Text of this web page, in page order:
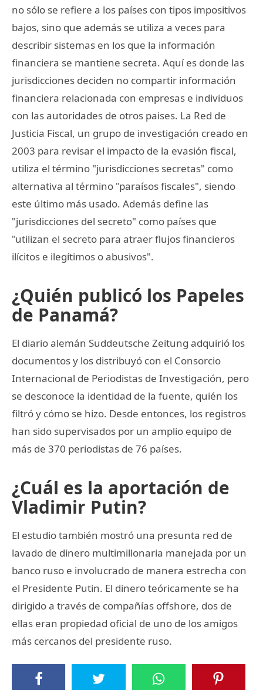
no sólo se refiere a los países con tipos impositivos
bajos, sino que además se utiliza a veces para
describir sistemas en los que la información
financiera se mantiene secreta. Aquí es donde las
jurisdicciones deciden no compartir información
financiera relacionada con empresas e individuos
con las autoridades de otros paises. La Red de
Justicia Fiscal, un grupo de investigación creado en
2003 para revisar el impacto de la evasión fiscal,
utiliza el término "jurisdicciones secretas" como
alternativa al término "paraísos fiscales", siendo
este último más usado. Además define las
"jurisdicciones del secreto" como países que
"utilizan el secreto para atraer flujos financieros
ilícitos e ilegítimos o abusivos".
¿Quién publicó los Papeles
de Panamá?
El diario alemán Suddeutsche Zeitung adquirió los
documentos y los distribuyó con el Consorcio
Internacional de Periodistas de Investigación, pero
se desconoce la identidad de la fuente, quién los
filtró y cómo se hizo. Desde entonces, los registros
han sido supervisados por un amplio equipo de
más de 370 periodistas de 76 países.
¿Cuál es la aportación de
Vladimir Putin?
El estudio también mostró una presunta red de
lavado de dinero multimillonaria manejada por un
banco ruso e involucrado de manera estrecha con
el Presidente Putin. El dinero teóricamente se ha
dirigido a través de compañías offshore, dos de
ellas eran propiedad oficial de uno de los amigos
más cercanos del presidente ruso.